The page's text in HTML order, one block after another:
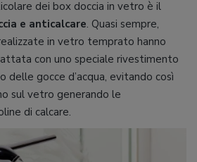
dei box doccia in vetro è il
e anticalcare. Quasi sempre,
in vetro temprato hanno
con uno speciale rivestimento
delle gocce d’acqua, evitando così
sul vetro generando le
di calcare.